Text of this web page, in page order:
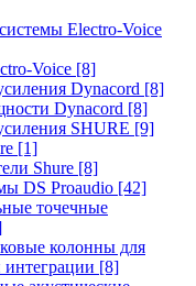
Electro-Voice
Voice [8]
Dynacord [8]
Dynacord [8]
SHURE [9]
[1]
Shure [8]
DS Proaudio [42]
точечные
колонны для
интеграции [8]